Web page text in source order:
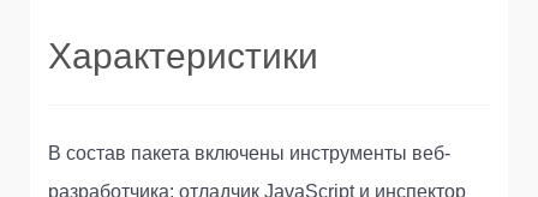
Характеристики
В состав пакета включены инструменты веб-
разработчика: отладчик JavaScript и инспектор